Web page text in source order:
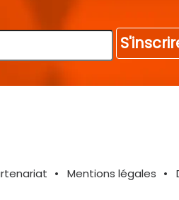
Mentions légales